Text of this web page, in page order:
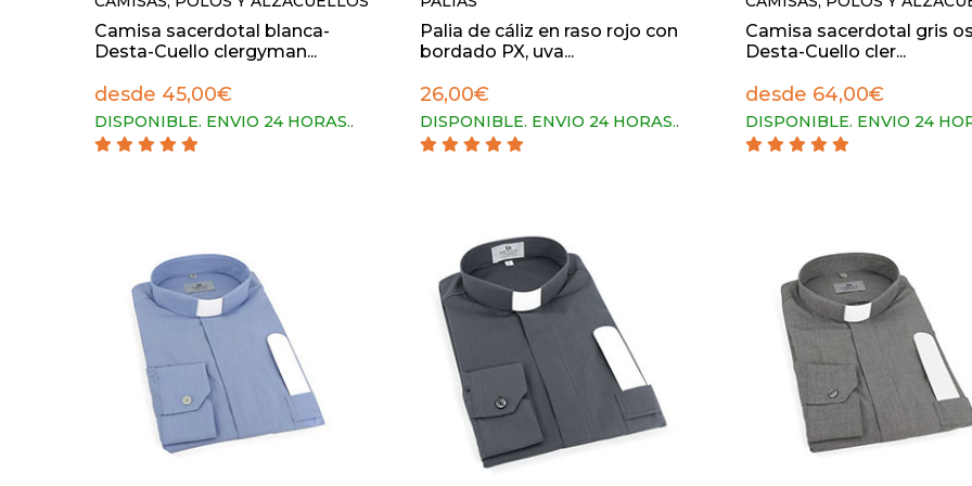
Camisa sacerdotal blanca-
Desta-Cuello clergyman...
desde 45,00€
DISPONIBLE. ENVIO 24 HORAS..
Palia de cáliz en raso rojo con
bordado PX, uva...
26,00€
DISPONIBLE. ENVIO 24 HORAS..
Camisa sacerdotal gris
Desta-Cuello cler...
desde 64,00€
DISPONIBLE. ENVIO 24